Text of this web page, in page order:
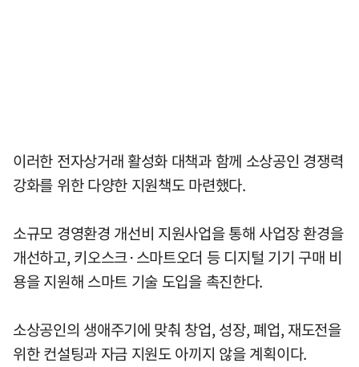
이러한 전자상거래 활성화 대책과 함께 소상공인 경쟁력
강화를 위한 다양한 지원책도 마련했다.
소규모 경영환경 개선비 지원사업을 통해 사업장 환경을
개선하고, 키오스크·스마트오더 등 디지털 기기 구매 비
용을 지원해 스마트 기술 도입을 촉진한다.
소상공인의 생애주기에 맞춰 창업, 성장, 폐업, 재도전을
위한 컨설팅과 자금 지원도 아끼지 않을 계획이다.